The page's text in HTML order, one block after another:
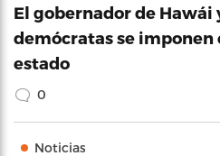
El gobernador de Hawái
demócratas se imponen
estado
0
Noticias